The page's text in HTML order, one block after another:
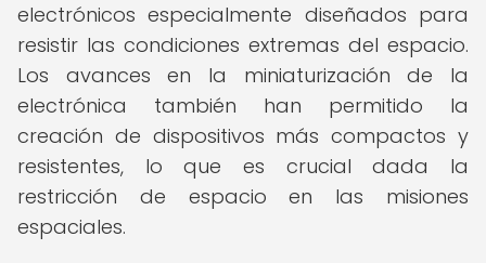
electrónicos especialmente diseñados para
resistir las condiciones extremas del espacio.
Los avances en la miniaturización de la
electrónica también han permitido la
creación de dispositivos más compactos y
resistentes, lo que es crucial dada la
restricción de espacio en las misiones
espaciales.